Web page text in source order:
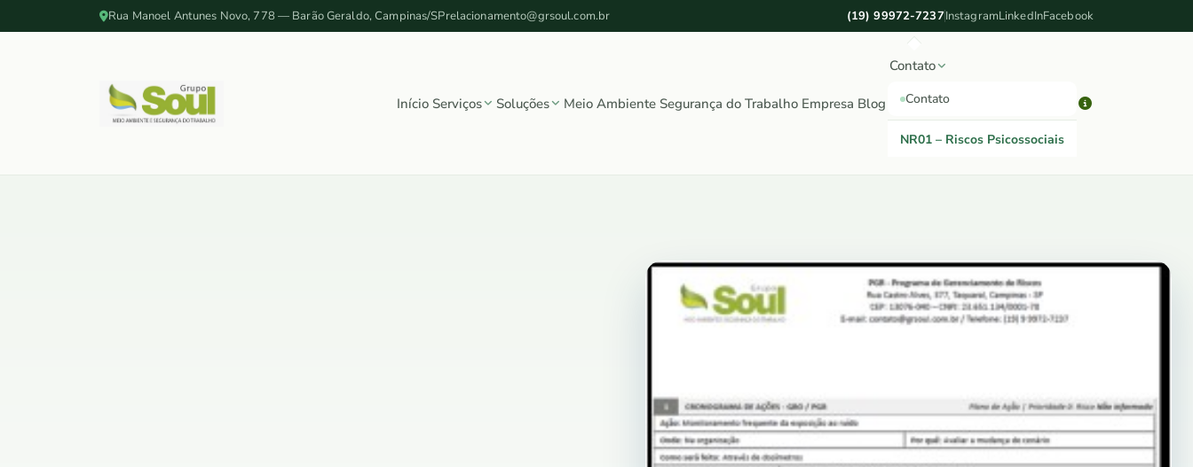
Rua Manoel Antunes Novo, 778 — Barão Geraldo, Campinas/SPrelacionamento@grsoul.com.br (19) 99972-7237InstagramLinkedInFacebook
Início Serviços Soluções Meio Ambiente Segurança do Trabalho Empresa Blog
Contato
Contato
NR01 – Riscos Psicossociais